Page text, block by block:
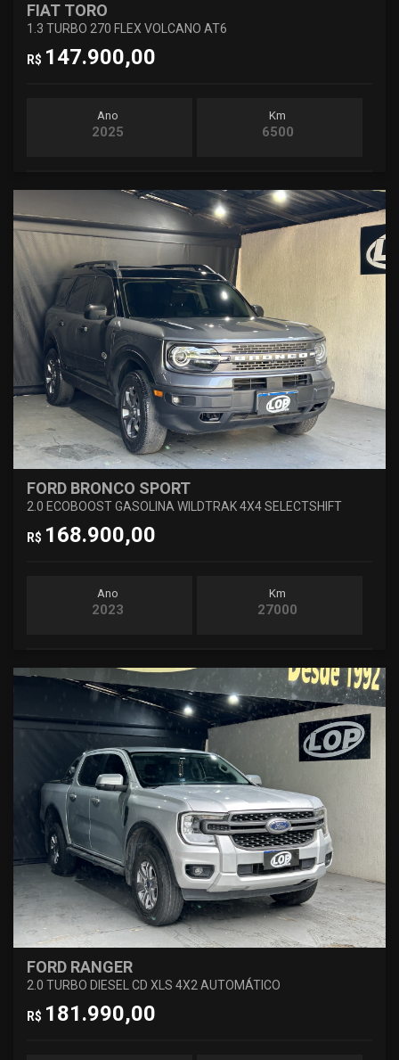
FIAT TORO
1.3 TURBO 270 FLEX VOLCANO AT6
R$ 147.900,00
Ano
2025
Km
6500
FORD BRONCO SPORT
2.0 ECOBOOST GASOLINA WILDTRAK 4X4 SELECTSHIFT
R$ 168.900,00
Ano
2023
Km
27000
FORD RANGER
2.0 TURBO DIESEL CD XLS 4X2 AUTOMÁTICO
R$ 181.990,00